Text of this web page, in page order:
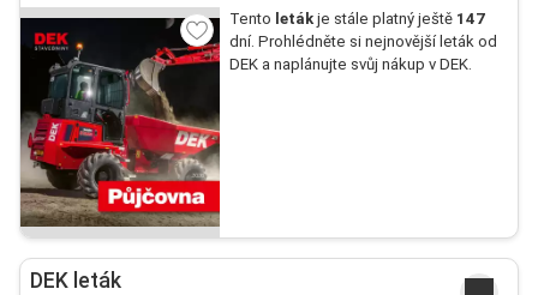
Tento letákje stále platný ještě 147
dní. Prohlédněte si nejnovější leták od
DEK a naplánujte svůj nákup v DEK.
DEK leták